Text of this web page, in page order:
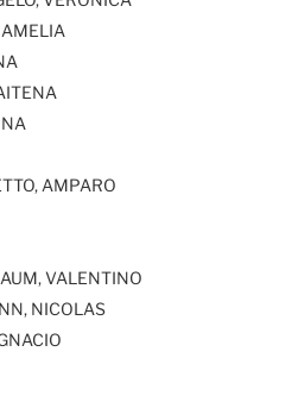
AMPARO
VALENTINO
NICOLAS